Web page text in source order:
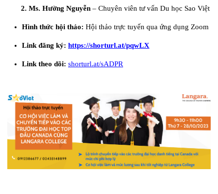
2. Ms. Hường Nguyễn – Chuyên viên tư vấn Du học Sao Việt
Hình thức hội thảo: Hội thảo trực tuyến qua ứng dụng Zoom
Link đăng ký: https://shorturl.at/pqwLX
Link theo dõi: shorturl.at/sADPR